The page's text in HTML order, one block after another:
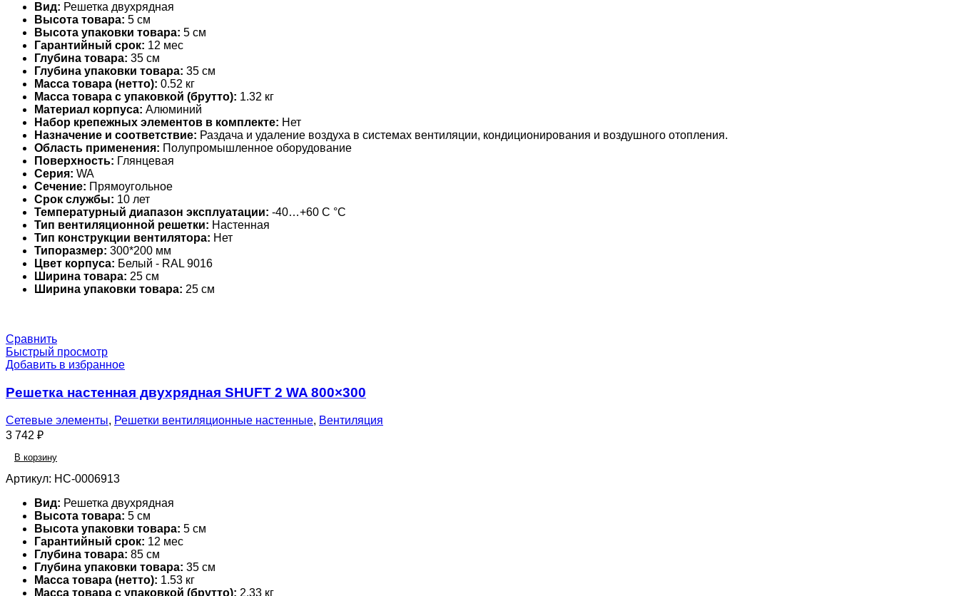
Вид: Решетка двухрядная
Высота товара: 5 см
Высота упаковки товара: 5 см
Гарантийный срок: 12 мес
Глубина товара: 35 см
Глубина упаковки товара: 35 см
Масса товара (нетто): 0.52 кг
Масса товара с упаковкой (брутто): 1.32 кг
Материал корпуса: Алюминий
Набор крепежных элементов в комплекте: Нет
Назначение и соответствие: Раздача и удаление воздуха в системах вентиляции, кондиционирования и воздушного отопления.
Область применения: Полупромышленное оборудование
Поверхность: Глянцевая
Серия: WA
Сечение: Прямоугольное
Срок службы: 10 лет
Температурный диапазон эксплуатации: -40…+60 С °С
Тип вентиляционной решетки: Настенная
Тип конструкции вентилятора: Нет
Типоразмер: 300*200 мм
Цвет корпуса: Белый - RAL 9016
Ширина товара: 25 см
Ширина упаковки товара: 25 см
Сравнить
Быстрый просмотр
Добавить в избранное
Решетка настенная двухрядная SHUFT 2 WA 800×300
Сетевые элементы, Решетки вентиляционные настенные, Вентиляция
3 742 ₽
В корзину
Артикул: НС-0006913
Вид: Решетка двухрядная
Высота товара: 5 см
Высота упаковки товара: 5 см
Гарантийный срок: 12 мес
Глубина товара: 85 см
Глубина упаковки товара: 35 см
Масса товара (нетто): 1.53 кг
Масса товара с упаковкой (брутто): 2.33 кг